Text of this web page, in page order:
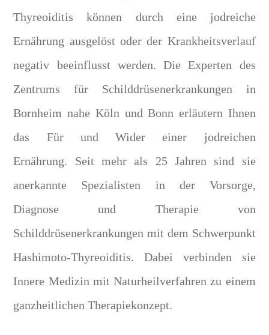
Thyreoiditis können durch eine jodreiche
Ernährung ausgelöst oder der Krankheitsverlauf
negativ beeinflusst werden. Die Experten des
Zentrums für Schilddrüsenerkrankungen in
Bornheim nahe Köln und Bonn erläutern Ihnen
das Für und Wider einer jodreichen
Ernährung. Seit mehr als 25 Jahren sind sie
anerkannte Spezialisten in der Vorsorge,
Diagnose und Therapie von
Schilddrüsenerkrankungen mit dem Schwerpunkt
Hashimoto-Thyreoiditis. Dabei verbinden sie
Innere Medizin mit Naturheilverfahren zu einem
ganzheitlichen Therapiekonzept.